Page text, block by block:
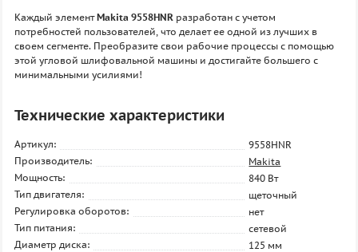
Каждый элементMakita 9558HNR разработан с учетом
потребностей пользователей, что делает ее одной из лучших в
своем сегменте. Преобразите свои рабочие процессы с помощью
этой угловой шлифовальной машины и достигайте большего с
минимальными усилиями!
Технические характеристики
Артикул:
9558HNR
Производитель:
Makita
Мощность:
840 Вт
Тип двигателя:
щеточный
Регулировка оборотов:
нет
Тип питания:
сетевой
Диаметр диска:
125 мм